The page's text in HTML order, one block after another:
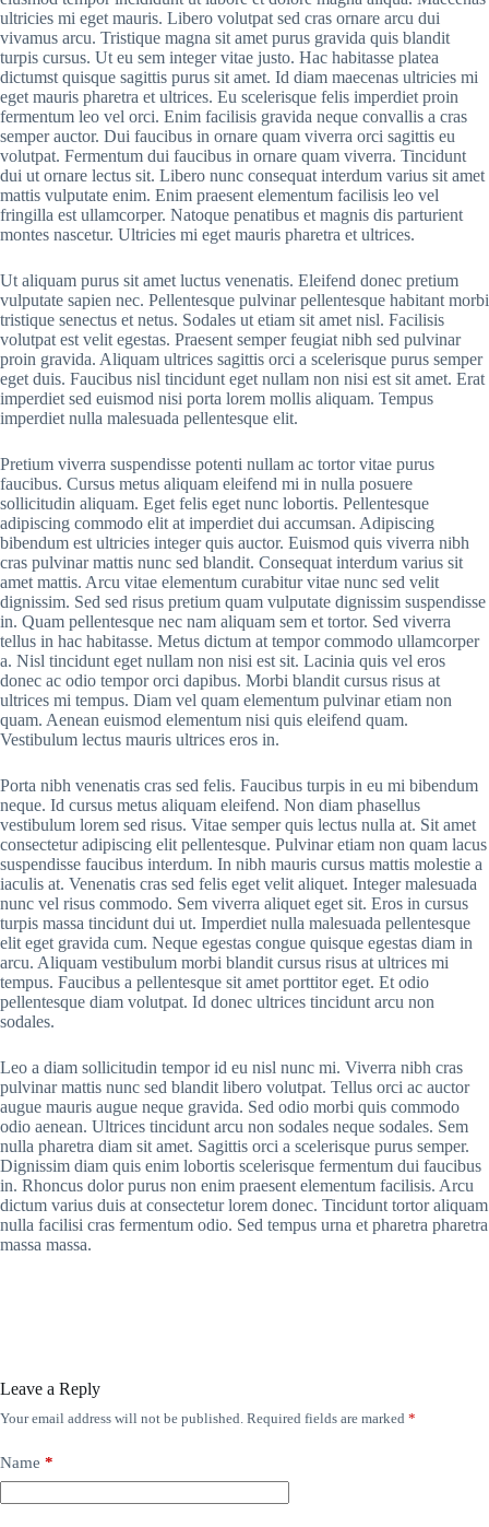
ultricies mi eget mauris. Libero volutpat sed cras ornare arcu dui
vivamus arcu. Tristique magna sit amet purus gravida quis blandit
turpis cursus. Ut eu sem integer vitae justo. Hac habitasse platea
dictumst quisque sagittis purus sit amet. Id diam maecenas ultricies mi
eget mauris pharetra et ultrices. Eu scelerisque felis imperdiet proin
fermentum leo vel orci. Enim facilisis gravida neque convallis a cras
semper auctor. Dui faucibus in ornare quam viverra orci sagittis eu
volutpat. Fermentum dui faucibus in ornare quam viverra. Tincidunt
dui ut ornare lectus sit. Libero nunc consequat interdum varius sit amet
mattis vulputate enim. Enim praesent elementum facilisis leo vel
fringilla est ullamcorper. Natoque penatibus et magnis dis parturient
montes nascetur. Ultricies mi eget mauris pharetra et ultrices.
Ut aliquam purus sit amet luctus venenatis. Eleifend donec pretium
vulputate sapien nec. Pellentesque pulvinar pellentesque habitant morbi
tristique senectus et netus. Sodales ut etiam sit amet nisl. Facilisis
volutpat est velit egestas. Praesent semper feugiat nibh sed pulvinar
proin gravida. Aliquam ultrices sagittis orci a scelerisque purus semper
eget duis. Faucibus nisl tincidunt eget nullam non nisi est sit amet. Erat
imperdiet sed euismod nisi porta lorem mollis aliquam. Tempus
imperdiet nulla malesuada pellentesque elit.
Pretium viverra suspendisse potenti nullam ac tortor vitae purus
faucibus. Cursus metus aliquam eleifend mi in nulla posuere
sollicitudin aliquam. Eget felis eget nunc lobortis. Pellentesque
adipiscing commodo elit at imperdiet dui accumsan. Adipiscing
bibendum est ultricies integer quis auctor. Euismod quis viverra nibh
cras pulvinar mattis nunc sed blandit. Consequat interdum varius sit
amet mattis. Arcu vitae elementum curabitur vitae nunc sed velit
dignissim. Sed sed risus pretium quam vulputate dignissim suspendisse
in. Quam pellentesque nec nam aliquam sem et tortor. Sed viverra
tellus in hac habitasse. Metus dictum at tempor commodo ullamcorper
a. Nisl tincidunt eget nullam non nisi est sit. Lacinia quis vel eros
donec ac odio tempor orci dapibus. Morbi blandit cursus risus at
ultrices mi tempus. Diam vel quam elementum pulvinar etiam non
quam. Aenean euismod elementum nisi quis eleifend quam.
Vestibulum lectus mauris ultrices eros in.
Porta nibh venenatis cras sed felis. Faucibus turpis in eu mi bibendum
neque. Id cursus metus aliquam eleifend. Non diam phasellus
vestibulum lorem sed risus. Vitae semper quis lectus nulla at. Sit amet
consectetur adipiscing elit pellentesque. Pulvinar etiam non quam lacus
suspendisse faucibus interdum. In nibh mauris cursus mattis molestie a
iaculis at. Venenatis cras sed felis eget velit aliquet. Integer malesuada
nunc vel risus commodo. Sem viverra aliquet eget sit. Eros in cursus
turpis massa tincidunt dui ut. Imperdiet nulla malesuada pellentesque
elit eget gravida cum. Neque egestas congue quisque egestas diam in
arcu. Aliquam vestibulum morbi blandit cursus risus at ultrices mi
tempus. Faucibus a pellentesque sit amet porttitor eget. Et odio
pellentesque diam volutpat. Id donec ultrices tincidunt arcu non
sodales.
Leo a diam sollicitudin tempor id eu nisl nunc mi. Viverra nibh cras
pulvinar mattis nunc sed blandit libero volutpat. Tellus orci ac auctor
augue mauris augue neque gravida. Sed odio morbi quis commodo
odio aenean. Ultrices tincidunt arcu non sodales neque sodales. Sem
nulla pharetra diam sit amet. Sagittis orci a scelerisque purus semper.
Dignissim diam quis enim lobortis scelerisque fermentum dui faucibus
in. Rhoncus dolor purus non enim praesent elementum facilisis. Arcu
dictum varius duis at consectetur lorem donec. Tincidunt tortor aliquam
nulla facilisi cras fermentum odio. Sed tempus urna et pharetra pharetra
massa massa.
Leave a Reply
Your email address will not be published. Required fields are marked *
Name *